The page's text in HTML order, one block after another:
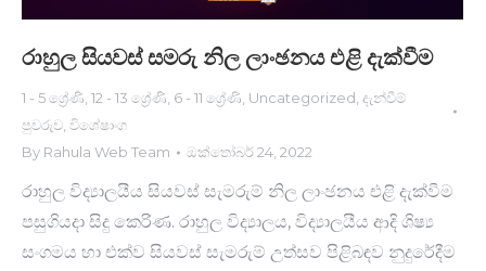
රාහුල සියවස් සමරු නිල ලාංඡනය එළි දැක්වී​ම
1 - 5 ශ්‍රේණි 12 - 13 ශ්‍රේණි 6 - 11 ශ්‍රේණි Uncategorized දැන්වීම්
පුවරුව විශේෂාංග
By Rahula Web Team ඔක්තෝබර් 24, 2022
රාහුල විද්‍යාලයීය සියවස් සැමරුම් නිල ලාංඡනය එළි දැක්වීම
පසුගියදා සිදු කෙරිණ. රාහුල විද්‍යාලය, විද්‍යාලයීය ආදි ශිෂ්‍ය
සංගමය හා එක්ව සියවස් සැමරුම් උත්සව පිළිබඳව නුදුරේදීම